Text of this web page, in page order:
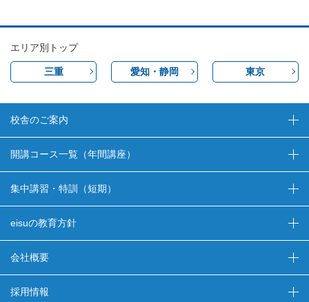
エリア別トップ
三重 愛知・静岡 東京
校舎のご案内
開講コース一覧（年間講座）
集中講習・特訓（短期）
eisuの教育方針
会社概要
採用情報